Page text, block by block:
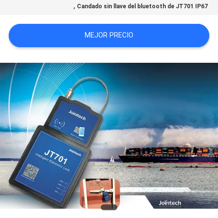
CITA
MAPA
DEL
SITIO
PRIVACY
POLICY
, Candado sin llave del bluetooth de JT701 IP67
MEJOR PRECIO